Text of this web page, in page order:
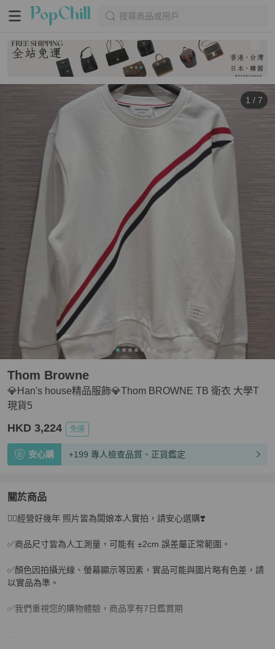
搜尋商品或用戶
1 / 7
💎Han's house精品服飾💎Thom BROWNE TB 衛衣 大學T
現貨5
Thom Browne
HKD 3,224 免運
安心購 +199 專人檢查品質、正貨鑑定
關於商品
關於💎Han's house精品服飾💎Thom BROWNE TB 衛衣 大學
❤️‍🔥經營好幾年 照片皆為闆娘本人實拍，請安心選購❣️
✅商品尺寸皆為人工測量，可能有 ±2cm 誤差屬正常範圍。
✅顏色因拍攝光線、螢幕顯示等因素，實品可能與圖片略有色差，請
以實品為準。
✅我們重視您的購物體驗，商品享有7日鑑賞期